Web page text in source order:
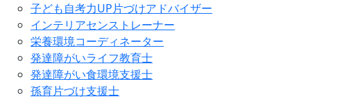
子ども自考力UP片づけアドバイザー
インテリアセンストレーナー
栄養環境コーディネーター
発達障がいライフ教育士
発達障がい食環境支援士
孫育片づけ支援士